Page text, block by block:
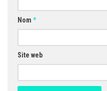
Nom *
Site web